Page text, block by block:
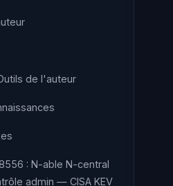
de l'auteur
: N-able N-central
admin — CISA KEV